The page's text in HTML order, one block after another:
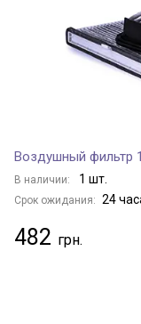
Воздушный фильтр
В наличии: 1 шт.
Срок ожидания: 24
482